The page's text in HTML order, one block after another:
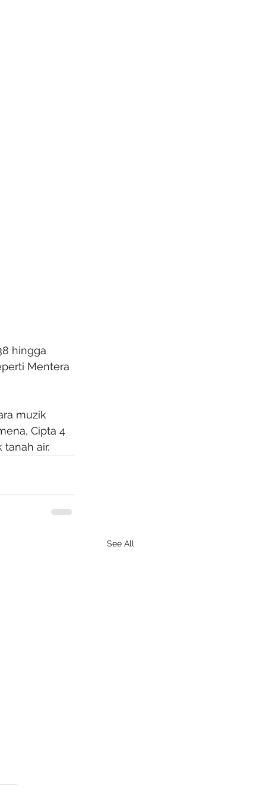
hingga
Mentera
muzik
Cipta 4
air.
See All